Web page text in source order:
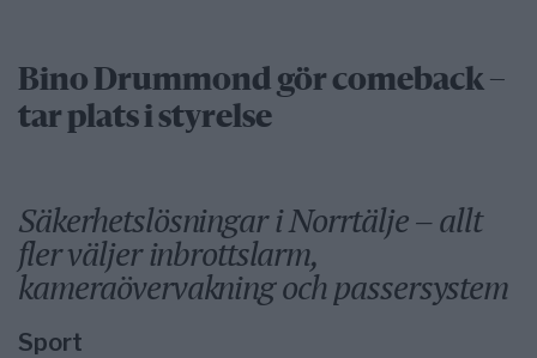
Bino Drummond gör comeback –
tar plats i styrelse
Säkerhetslösningar i Norrtälje – allt
fler väljer inbrottslarm,
kameraövervakning och passersystem
Sport